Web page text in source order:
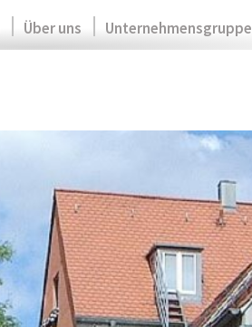
Über uns Unternehmensgruppe